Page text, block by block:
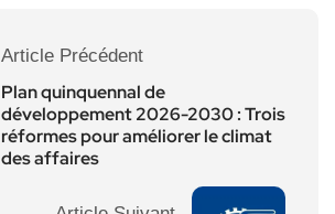
Article Précédent
Plan quinquennal de
développement 2026-2030 : Trois
réformes pour améliorer le climat
des affaires